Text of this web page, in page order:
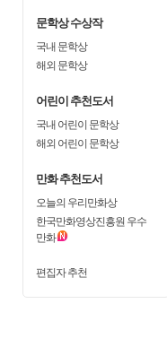
문학상 수상작
국내 문학상
해외 문학상
어린이 추천도서
국내 어린이 문학상
해외 어린이 문학상
만화 추천도서
오늘의 우리만화상
한국만화영상진흥원 우수
만화
편집자 추천